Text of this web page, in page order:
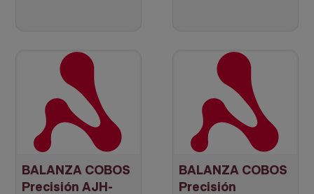
BALANZA COBOS
Precisión AJH-
BALANZA COBOS
Precisión